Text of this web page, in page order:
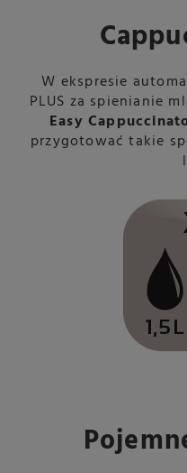
W ekspresie
PLUS za spienianie
Easy
przygotować takie